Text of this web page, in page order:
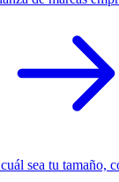
sea tu tamaño,